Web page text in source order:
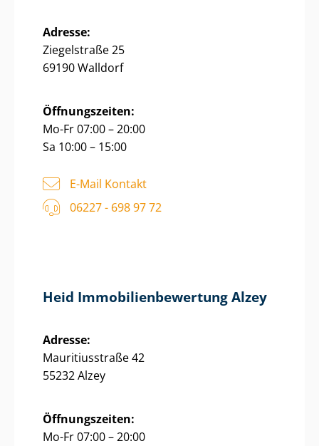
Adresse:
Ziegelstraße 25
69190 Walldorf
Öffnungszeiten:
Mo-Fr 07:00 – 20:00
Sa 10:00 – 15:00
E-Mail Kontakt
06227 - 698 97 72
Heid Im­mo­bi­li­en­be­wer­tung Alzey
Adresse:
Mauritiusstraße 42
55232 Alzey
Öffnungszeiten:
Mo-Fr 07:00 – 20:00